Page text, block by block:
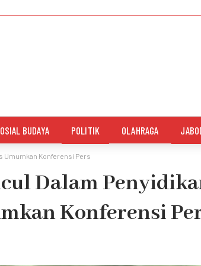
BUDAYA POLITIK OLAHRAGA
Umumkan Konferensi Pers
Dalam
Konferensi